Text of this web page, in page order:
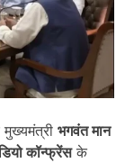
भगवंत मान
कॉन्फ्रेंसके